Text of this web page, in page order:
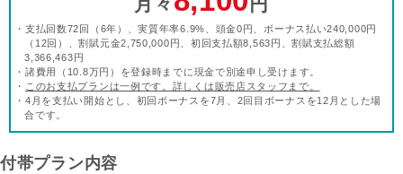
月々 円
・支払回数72回（6年）、実質年率6.9%、頭金0円、ボーナス払い240,000円
（12回）、割賦元金2,750,000円、初回支払額8,563円、割賦支払総額
3,366,463円
・諸費用（10.8万円）を登録時までに現金で別途申し受けます。
・ このお支払プランは一例です。詳しくは販売店スタッフまで。
・4月を支払い開始とし、初回ボーナスを7月、2回目ボーナスを12月とした場
合です。
付帯プラン内容